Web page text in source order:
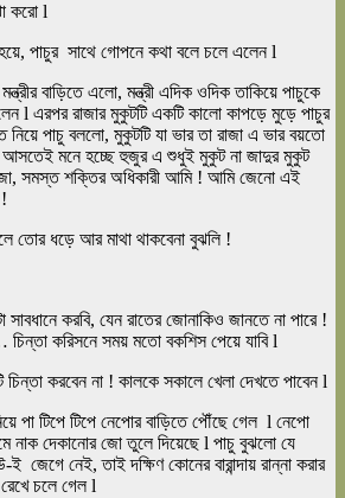
করো l
পাচুর সাথে গোপনে কথা বলে চলে এলেন l
বাড়িতে এলো, মন্ত্রী এদিক ওদিক তাকিয়ে পাচুকে
l এরপর রাজার মুকুটটি একটি কালো কাপড়ে মুড়ে পাচুর
নিয়ে পাচু বললো, মুকুটটি যা ভার তা রাজা এ ভার বয়তো
মনে হচ্ছে হুজুর এ শুধুই মুকুট না জাদুর মুকুট
সমস্ত শক্তির অধিকারী আমি ! আমি জেনো এই
তোর ধড়ে আর মাথা থাকবেনা বুঝলি !
সাবধানে করবি, যেন রাতের জোনাকিও জানতে না পারে !
করিসনে সময় মতো বকশিস পেয়ে যাবি l
করবেন না ! কালকে সকালে খেলা দেখতে পাবেন l
পা টিপে টিপে নেপোর বাড়িতে পৌঁছে গেল l নেপো
নাক দেকানোর জো তুলে দিয়েছে l পাচু বুঝলো যে
নেই, তাই দক্ষিণ কোনের বারান্দায় রান্না করার
রেখে চলে গেল l